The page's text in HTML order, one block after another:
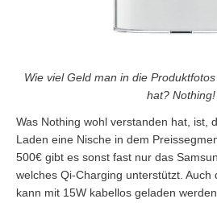
Wie viel Geld man in die
hat? Nothing!
Was Nothing wohl verstanden hat, ist,
Laden eine Nische in dem
500€ gibt es sonst fast nur das
welches Qi-Charging unterstützt. Auch
kann mit 15W kabellos geladen